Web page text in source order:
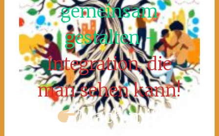
gemeinsam
gestalten -
Integration, die
man sehen kann!
Mach mit!